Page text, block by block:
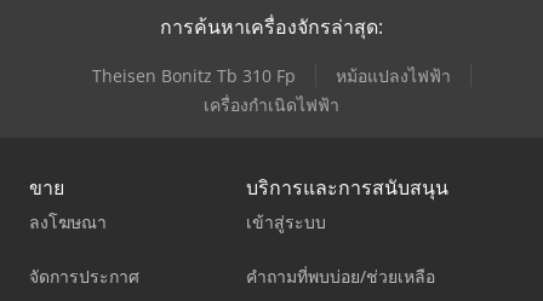
การค้นหาเครื่องจักรล่าสุด:
Theisen Bonitz Tb 310 Fp
หม้อแปลงไฟฟ้า
เครื่องกำเนิดไฟฟ้า
ขาย
ลงโฆษณา
จัดการประกาศ
บริการและการสนับสนุน
เข้าสู่ระบบ
คำถามที่พบบ่อย/ช่วยเหลือ